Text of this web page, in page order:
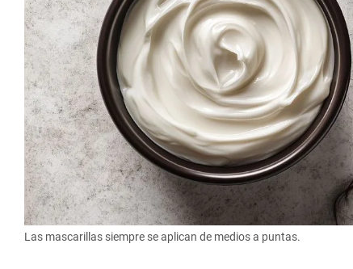
Las mascarillas siempre se aplican de medios a puntas.